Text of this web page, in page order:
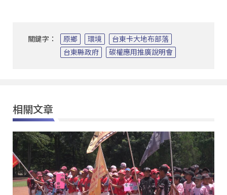
關鍵字： 原鄉 環境
台東卡大地布部落
台東縣政府
碳權應用推廣說明會
相關文章